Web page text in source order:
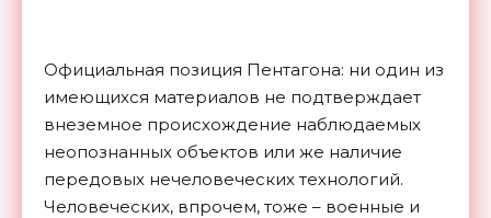
Официальная позиция Пентагона: ни один из
имеющихся материалов не подтверждает
внеземное происхождение наблюдаемых
неопознанных объектов или же наличие
передовых нечеловеческих технологий.
Человеческих, впрочем, тоже – военные и